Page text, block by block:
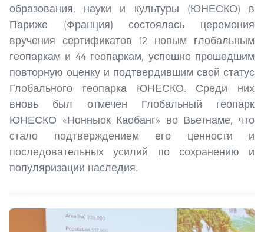
образования, науки и культуры (ЮНЕСКО) в
Париже (Франция) состоялась церемония
вручения сертификатов 12 новым глобальным
геопаркам и 44 геопаркам, успешно прошедшим
повторную оценку и подтвердившим свой статус
Глобального геопарка ЮНЕСКО. Среди них
вновь был отмечен Глобальный геопарк
ЮНЕСКО «Нонныок Каобанг» во Вьетнаме, что
стало подтверждением его ценности и
последовательных усилий по сохранению и
популяризации наследия.